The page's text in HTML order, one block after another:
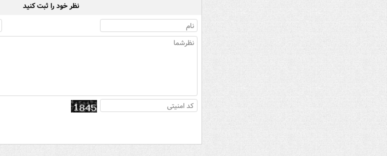
نظر خود را ثبت کنید